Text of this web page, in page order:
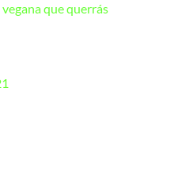
que querrás